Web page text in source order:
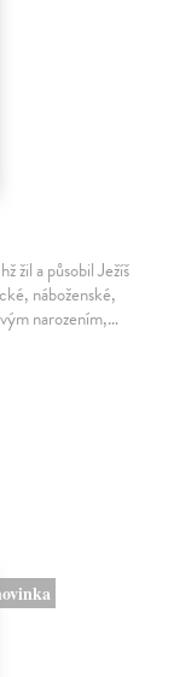
žil a působil Ježíš
náboženské,
narozením,…